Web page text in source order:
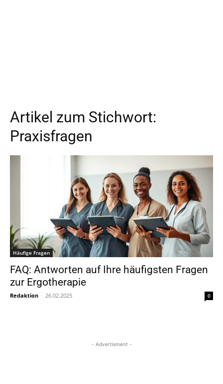
Artikel zum Stichwort:
Praxisfragen
Häufige Fragen
FAQ: Antworten auf Ihre häufigsten Fragen
zur Ergotherapie
Redaktion - 26.02.2025 0
- Advertisment -